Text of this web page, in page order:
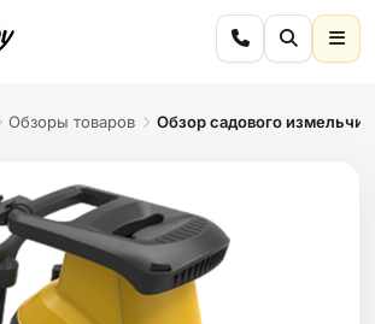
Обзоры товаров Обзор садового